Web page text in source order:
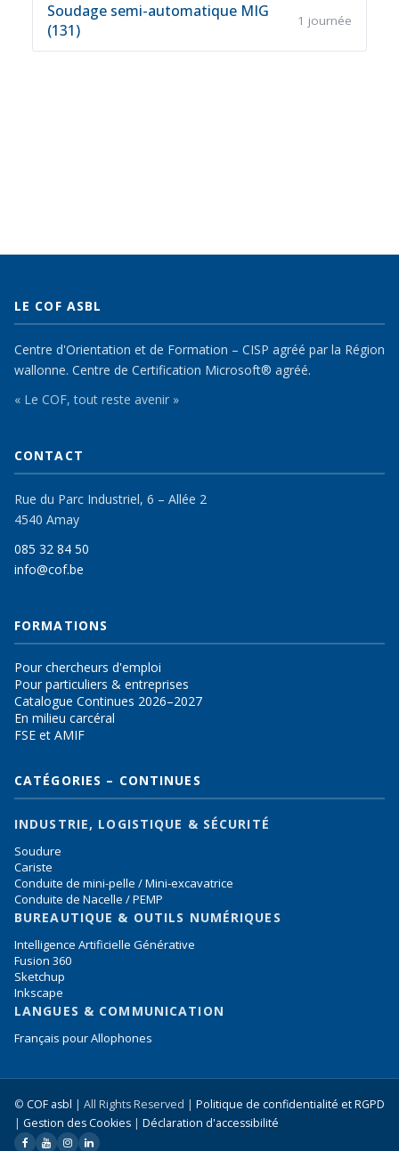
Soudage semi-automatique MIG
(131)
1 journée
LE COF ASBL
Centre d'Orientation et de Formation – CISP agréé par la Région
wallonne. Centre de Certification Microsoft® agréé.
« Le COF, tout reste avenir »
CONTACT
Rue du Parc Industriel, 6 – Allée 2
4540 Amay
085 32 84 50
info@cof.be
FORMATIONS
Pour chercheurs d'emploi
Pour particuliers & entreprises
Catalogue Continues 2026–2027
En milieu carcéral
FSE et AMIF
CATÉGORIES – CONTINUES
INDUSTRIE, LOGISTIQUE & SÉCURITÉ
Soudure
Cariste
Conduite de mini-pelle / Mini-excavatrice
Conduite de Nacelle / PEMP
BUREAUTIQUE & OUTILS NUMÉRIQUES
Intelligence Artificielle Générative
Fusion 360
Sketchup
Inkscape
LANGUES & COMMUNICATION
Français pour Allophones
© COF asbl | All Rights Reserved | Politique de confidentialité et RGPD
| Gestion des Cookies | Déclaration d'accessibilité